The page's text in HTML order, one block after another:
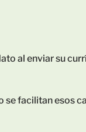
al enviar su
se facilitan esos